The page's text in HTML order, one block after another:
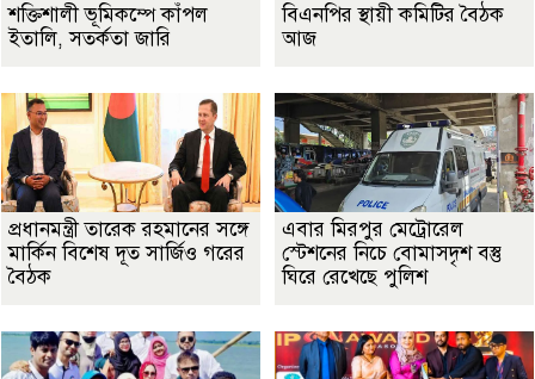
শক্তিশালী ভূমিকম্পে কাঁপল
ইতালি, সতর্কতা জারি
বিএনপির স্থায়ী কমিটির বৈঠক
আজ
প্রধানমন্ত্রী তারেক রহমানের সঙ্গে
মার্কিন বিশেষ দূত সার্জিও গরের
বৈঠক
এবার মিরপুর মেট্রোরেল
স্টেশনের নিচে বোমাসদৃশ বস্তু
ঘিরে রেখেছে পুলিশ